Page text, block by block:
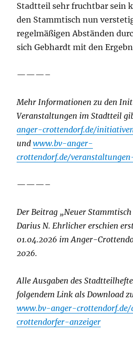
Stadtteil sehr fruchtbar sein
den Stammtisch nun
regelmäßigen Abständen
sich Gebhardt mit den
———–
Mehr Informationen zu den
Veranstaltungen im Stadtteil
anger-crottendorf.de/
undwww.bv-anger-
crottendorf.de/
———–
Der Beitrag „Neuer
Darius N. Ehrlicher erschien
01.04.2026 im Anger-
2026.
Alle Ausgaben des
folgendem Link als Download
www.bv-anger-
crottendorfer-anzeiger